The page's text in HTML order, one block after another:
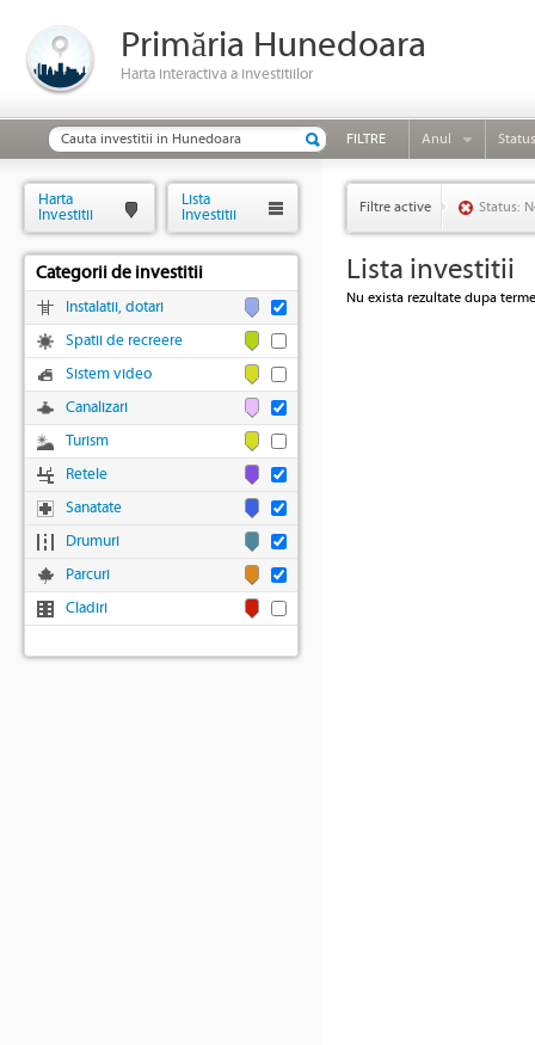
Primăria Hunedoara
Harta interactiva a investitiilor
FILTRE Anul Status
Filtre active Status:
Lista investitii
Nu exista rezultate dupa
Harta
Investitii
Lista
Investitii
Categorii de investitii
Instalatii, dotari
Spatii de recreere
Sistem video
Canalizari
Turism
Retele
Sanatate
Drumuri
Parcuri
Cladiri